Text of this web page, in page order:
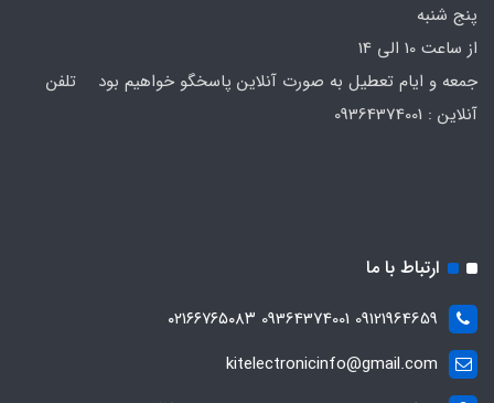
پنج شنبه
از ساعت 10 الی 14
جمعه و ایام تعطیل به صورت آنلاین پاسخگو خواهیم بود تلفن
ارتباط با ما
09121964659 09364374001 ۰۲۱۶۶۷۶۵۰۸۳
kitelectronicinfo@gmail.com